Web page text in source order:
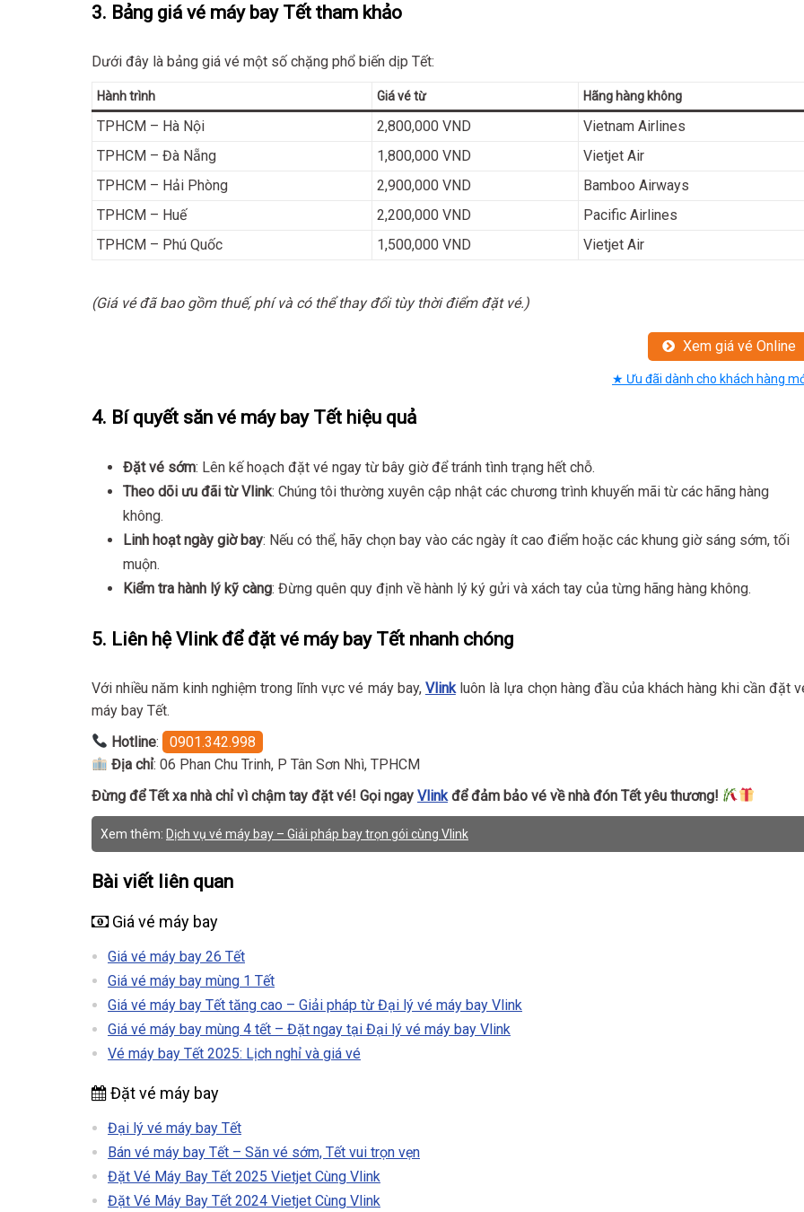
3. Bảng giá vé máy bay Tết tham khảo
Dưới đây là bảng giá vé một số chặng phổ biến dịp Tết:
Hành trình Giá vé từ Hãng hàng không
TPHCM – Hà Nội 2,800,000 VND
Vietnam Airlines
TPHCM – Đà Nẵng
1,800,000 VND
Vietjet Air
TPHCM – Hải Phòng
2,900,000 VND
Bamboo Airways
TPHCM – Huế
2,200,000 VND
Pacific Airlines
TPHCM – Phú Quốc
1,500,000 VND Vietjet Air
(Giá vé đã bao gồm thuế, phí và có thể thay đổi tùy thời điểm đặt vé.)
Xem giá vé Online
★ Ưu đãi dành cho khách hàng
4. Bí quyết săn vé máy bay Tết hiệu quả
Đặt vé sớm: Lên kế hoạch đặt vé ngay từ bây giờ để tránh tình trạng hết chỗ.
Theo dõi ưu đãi từ Vlink: Chúng tôi thường xuyên cập nhật các chương trình khuyến mãi từ các hãng hàng
không.
Linh hoạt ngày giờ bay: Nếu có thể, hãy chọn bay vào các ngày ít cao điểm hoặc các khung giờ sáng sớm, tối
muộn.
Kiểm tra hành lý kỹ càng: Đừng quên quy định về hành lý ký gửi và xách tay của từng hãng hàng không.
5. Liên hệ Vlink để đặt vé máy bay Tết nhanh chóng
Với nhiều năm kinh nghiệm trong lĩnh vực vé máy bay, Vlinkluôn là lựa chọn hàng đầu của khách hàng khi cần đặt
máy bay Tết.
Hotline:
0901.342.998
Địa chỉ: 06 Phan Chu Trinh, P Tân Sơn Nhì, TPHCM
Đừng để Tết xa nhà chỉ vì chậm tay đặt vé! Gọi ngay Vlinkđể đảm bảo vé về nhà đón Tết yêu thương!
Xem thêm: Dịch vụ vé máy bay – Giải pháp bay trọn gói cùng Vlink
Bài viết liên quan
Giá vé máy bay
Giá vé máy bay 26 Tết
Giá vé máy bay mùng 1 Tết
Giá vé máy bay Tết tăng cao – Giải pháp từ Đại lý vé máy bay Vlink
Giá vé máy bay mùng 4 tết – Đặt ngay tại Đại lý vé máy bay Vlink
Vé máy bay Tết 2025: Lịch nghỉ và giá vé
Đặt vé máy bay
Đại lý vé máy bay Tết
Bán vé máy bay Tết – Săn vé sớm, Tết vui trọn vẹn
Đặt Vé Máy Bay Tết 2025 Vietjet Cùng Vlink
Đặt Vé Máy Bay Tết 2024 Vietjet Cùng Vlink